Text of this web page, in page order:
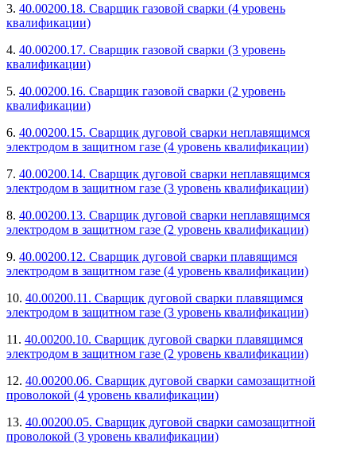
3. 40.00200.18. Сварщик газовой сварки (4 уровень
квалификации)
4. 40.00200.17. Сварщик газовой сварки (3 уровень
квалификации)
5. 40.00200.16. Сварщик газовой сварки (2 уровень
квалификации)
6. 40.00200.15. Сварщик дуговой сварки неплавящимся
электродом в защитном газе (4 уровень квалификации)
7. 40.00200.14. Сварщик дуговой сварки неплавящимся
электродом в защитном газе (3 уровень квалификации)
8. 40.00200.13. Сварщик дуговой сварки неплавящимся
электродом в защитном газе (2 уровень квалификации)
9. 40.00200.12. Сварщик дуговой сварки плавящимся
электродом в защитном газе (4 уровень квалификации)
10. 40.00200.11. Сварщик дуговой сварки плавящимся
электродом в защитном газе (3 уровень квалификации)
11. 40.00200.10. Сварщик дуговой сварки плавящимся
электродом в защитном газе (2 уровень квалификации)
12. 40.00200.06. Сварщик дуговой сварки самозащитной
проволокой (4 уровень квалификации)
13. 40.00200.05. Сварщик дуговой сварки самозащитной
проволокой (3 уровень квалификации)